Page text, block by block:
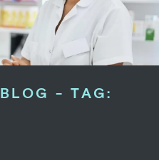
BLOG - TAG: